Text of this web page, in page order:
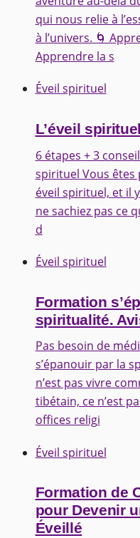
qui nous relie à
à l’univers. 🌀
Apprendre la s
Éveil spirituel
L’éveil
6 étapes + 3
spirituel Vous êtes
éveil spirituel, et il
ne sachiez pas ce
d
Éveil spirituel
Formation
spiritualité.
Pas besoin de
s’épanouir par la
n’est pas vivre
tibétain, ce n’est
offices religi
Éveil spirituel
Formation de
pour Devenir
Éveillé